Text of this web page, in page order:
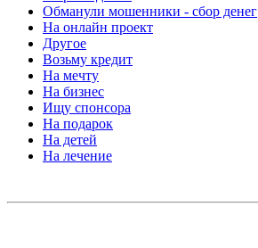
Обманули мошенники - сбор денег
На онлайн проект
Другое
Возьму кредит
На мечту
На бизнес
Ищу спонсора
На подарок
На детей
На лечение